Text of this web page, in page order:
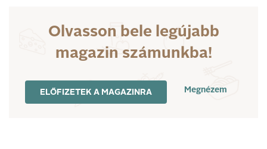
Olvasson bele legújabb
magazin számunkba!
ELŐFIZETEK A MAGAZINRA Megnézem